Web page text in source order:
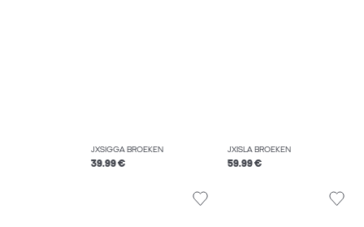
JXSIGGA BROEKEN
39.99 €
JXISLA BROEKEN
59.99 €